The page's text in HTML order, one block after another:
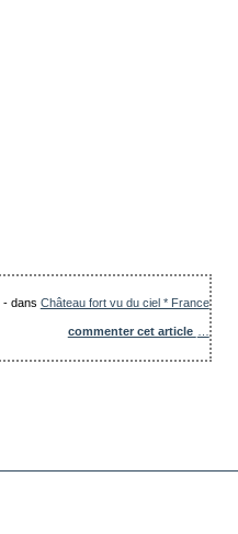
-dans Château fort vu du ciel * France
commenter cet article